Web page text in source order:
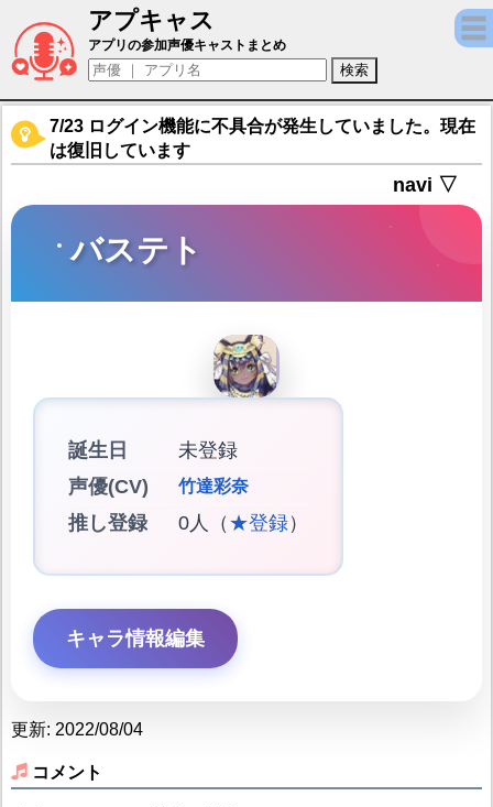
アプキャス
バステト（声優：竹達彩奈)【クローバーシ
アプリの参加声優キャストまとめ
7/23 ログイン機能に不具合が発生していました。現在
は復旧しています
navi ▽
バステト
誕生日
未登録
声優(CV)
竹達彩奈
推し登録 0人（ ★登録）
キャラ情報編集
更新: 2022/08/04
コメント